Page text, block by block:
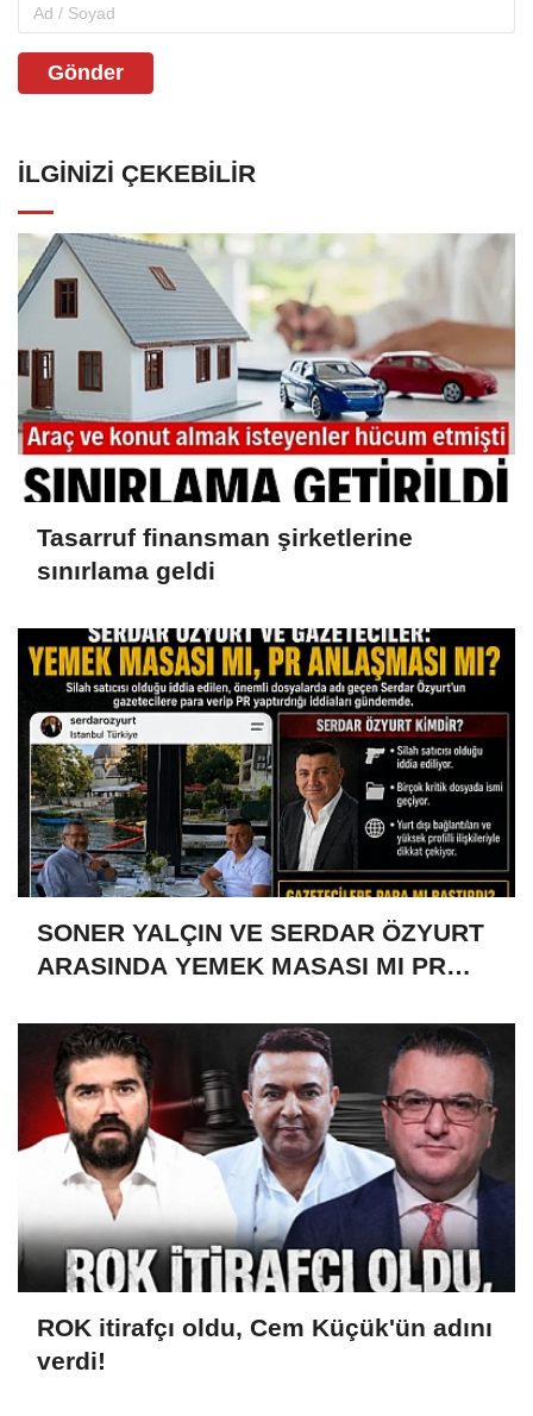
Gönder
İLGINIZI ÇEKEBILIR
Tasarruf finansman şirketlerine
sınırlama geldi
SONER YALÇIN VE SERDAR ÖZYURT
ARASINDA YEMEK MASASI MI PR
ROK itirafçı oldu, Cem Küçük'ün adını
verdi!